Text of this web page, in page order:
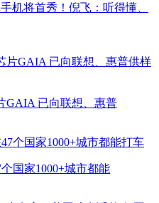
机将首秀！倪飞：听得懂、
GAIA 已向联想、惠普
国家1000+城市都能